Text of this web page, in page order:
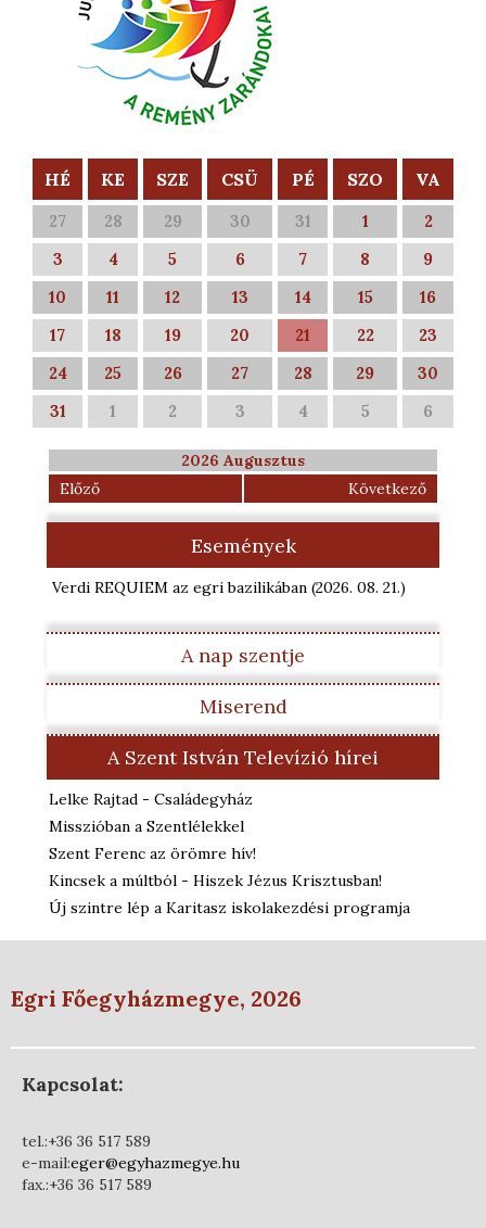
HÉ KE SZE CSÜ PÉ SZO VA
27 28 29 30 31 1
2
3
4 5 6 7 8
9
10
11 12 13 14 15
16
17
18 19 20 21 22
23
24
25 26 27 28 29
30
31
1 2 3 4 5 6
2026 Augusztus
Előző
Következő
Események
Verdi REQUIEM az egri bazilikában (2026. 08. 21.)
A nap szentje
Miserend
A Szent István Televízió hírei
Lelke Rajtad - Családegyház
Misszióban a Szentlélekkel
Szent Ferenc az örömre hív!
Kincsek a múltból - Hiszek Jézus Krisztusban!
Új szintre lép a Karitasz iskolakezdési programja
Egri Főegyházmegye, 2026
Kapcsolat:
tel.:+36 36 517 589
e-mail:eger@egyhazmegye.hu
fax.:+36 36 517 589